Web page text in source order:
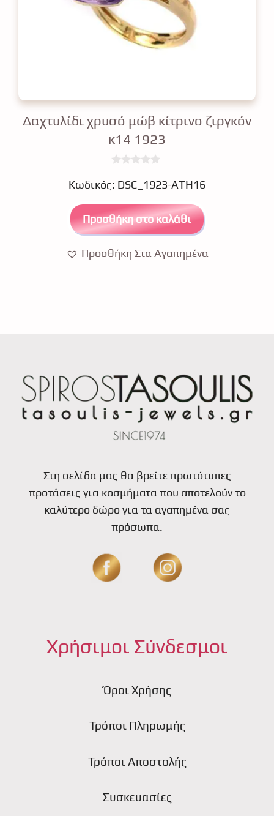
Δαχτυλίδι χρυσό μώβ κίτρινο ζιργκόν
κ14 1923
o
u
f
5
€
Κωδικός: DSC_1923-ATH16
Προσθήκη στο καλάθι
Προσθήκη Στα Αγαπημένα
Στη σελίδα μας θα βρείτε πρωτότυπες
προτάσεις για κοσμήματα που αποτελούν το
καλύτερο δώρο για τα αγαπημένα σας
πρόσωπα.
Χρήσιμοι Σύνδεσμοι
Όροι Χρήσης
Τρόποι Πληρωμής
Τρόποι Αποστολής
Συσκευασίες